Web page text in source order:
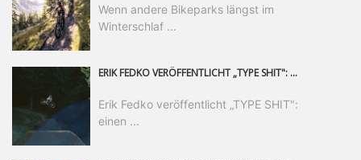
Wenn andere Bikeparks längst im
Winterschlaf ...
ERIK FEDKO VERÖFFENTLICHT „TYPE SHIT": EINEN 23-MINÜTIGEN MOUNTAINBIKE-FILM, ÜBER DREI JAHRE RUND UM DIE WELT GEDREHT. ZEITGLEICH LAUNCHT ER DIE GLEICHNAMIGE KOLLEKTION SEINER BRAND TYPE. EIN SEGMENT DES FILMS ERSCHEINT SEPARAT AUF RED BULL BIKE.
Erik Fedko veröffentlicht „TYPE SHIT":
einen ...